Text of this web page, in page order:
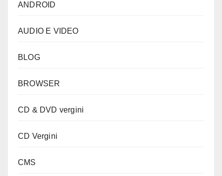
ANDROID
AUDIO E VIDEO
BLOG
BROWSER
CD & DVD vergini
CD Vergini
CMS